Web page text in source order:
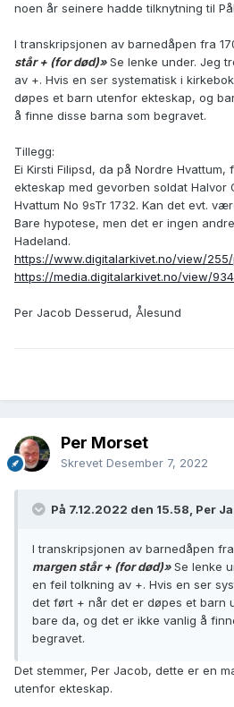
noen år seinere hadde tilknytning til
I transkripsjonen av barnedåpen fra
står + (for død)»Se lenke under. Jeg
av +. Hvis en ser systematisk i
døpes et barn utenfor ekteskap, og
å finne disse barna som begravet.
Tillegg:
Ei Kirsti Filipsd, da på Nordre
ekteskap med gevorben soldat Halvor
Hvattum No 9sTr 1732. Kan det evt.
Bare hypotese, men det er ingen
Hadeland.
https://www.digitalarkivet.no/view/
https://media.digitalarkivet.no/view/
Per Jacob Desserud, Ålesund
Per Morset
Skrevet Desember 7, 2022
På 7.12.2022 den 15.58, Per
I transkripsjonen av barnedåpen
margen står + (for død)»Se lenke
en feil tolkning av +. Hvis en ser
det ført + når det er døpes et barn
bare da, og det er ikke vanlig å
begravet.
Det stemmer, Per Jacob, dette er en
utenfor ekteskap.